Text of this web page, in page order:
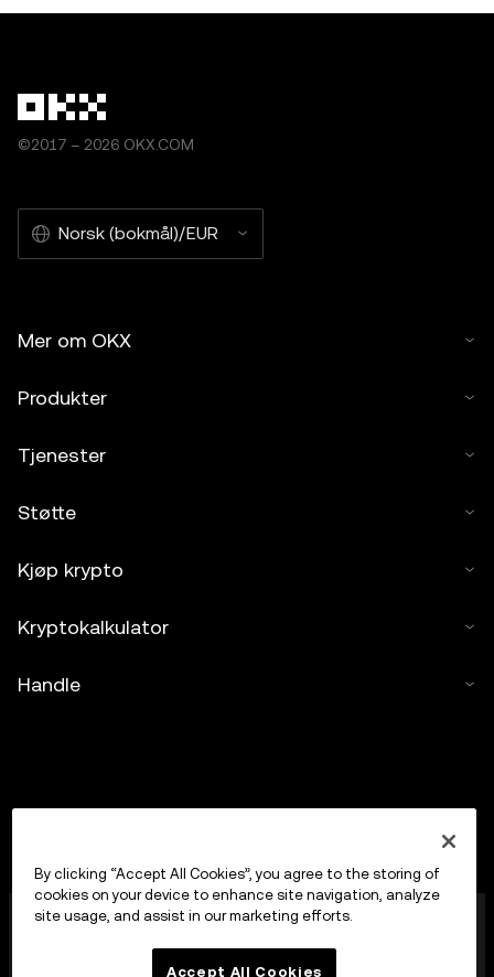
©2017 – 2026 OKX.COM
Norsk (bokmål)/EUR
Mer om OKX
Produkter
Tjenester
Støtte
Kjøp krypto
Kryptokalkulator
Handle
OKX Europe Limited, som opererer under
By clicking “Accept All Cookies”, you agree to the storing of
cookies on your device to enhance site navigation, analyze
site usage, and assist in our marketing efforts.
Accept All Cookies